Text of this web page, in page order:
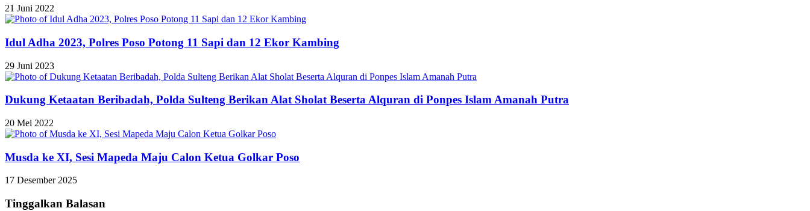
21 Juni 2022
Idul Adha 2023, Polres Poso Potong 11 Sapi dan 12 Ekor Kambing
29 Juni 2023
Dukung Ketaatan Beribadah, Polda Sulteng Berikan Alat Sholat Beserta Alquran di Ponpes Islam Amanah Putra
20 Mei 2022
Musda ke XI, Sesi Mapeda Maju Calon Ketua Golkar Poso
17 Desember 2025
Tinggalkan Balasan